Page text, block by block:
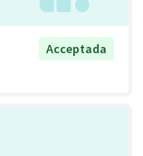
Acceptada